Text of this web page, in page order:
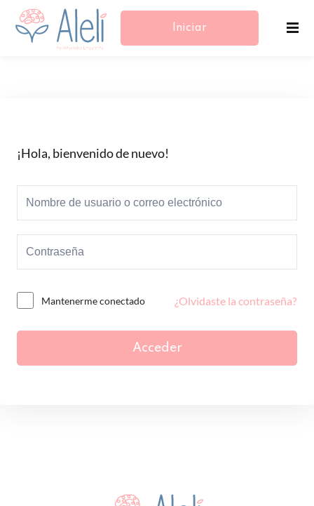
Iniciar
¡Hola, bienvenido de nuevo!
Mantenerme conectado ¿Olvidaste la contraseña?
Acceder